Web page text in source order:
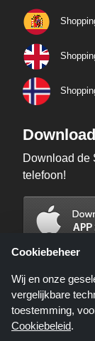
Download de
telefoon!
Cookiebeheer
Wij en onze
vergelijkbare
toestemming,
Cookiebeleid.